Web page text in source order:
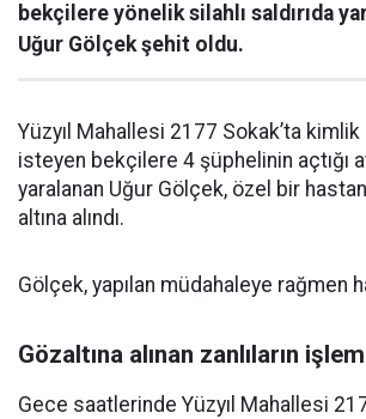
bekçilere yönelik silahlı saldırıda
Uğur Gölçek şehit oldu.
Yüzyıl Mahallesi 2177 Sokak’ta
isteyen bekçilere 4 şüphelinin açtığı
yaralanan Uğur Gölçek, özel bir
altına alındı.
Gölçek, yapılan müdahaleye rağmen
Gözaltına alınan zanlıların
Gece saatlerinde Yüzyıl Mahallesi